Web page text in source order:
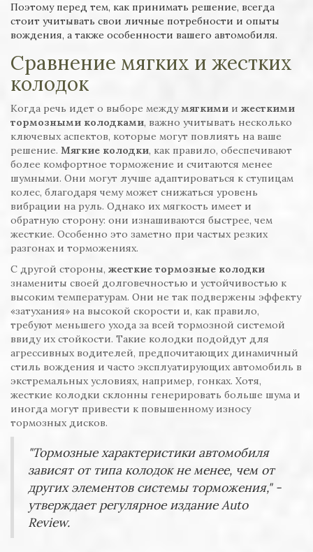
Поэтому перед тем, как принимать решение, всегда
стоит учитывать свои личные потребности и опыты
вождения, а также особенности вашего автомобиля.
Сравнение мягких и жестких
колодок
Когда речь идет о выборе междумягкими и жесткими
тормозными колодками, важно учитывать несколько
ключевых аспектов, которые могут повлиять на ваше
решение. Мягкие колодки, как правило, обеспечивают
более комфортное торможение и считаются менее
шумными. Они могут лучше адаптироваться к ступицам
колес, благодаря чему может снижаться уровень
вибрации на руль. Однако их мягкость имеет и
обратную сторону: они изнашиваются быстрее, чем
жесткие. Особенно это заметно при частых резких
разгонах и торможениях.
С другой стороны, жесткие тормозные колодки
знамениты своей долговечностью и устойчивостью к
высоким температурам. Они не так подвержены эффекту
«затухания» на высокой скорости и, как правило,
требуют меньшего ухода за всей тормозной системой
ввиду их стойкости. Такие колодки подойдут для
агрессивных водителей, предпочитающих динамичный
стиль вождения и часто эксплуатирующих автомобиль в
экстремальных условиях, например, гонках. Хотя,
жесткие колодки склонны генерировать больше шума и
иногда могут привести к повышенному износу
тормозных дисков.
"Тормозные характеристики автомобиля
зависят от типа колодок не менее, чем от
других элементов системы торможения," -
утверждает регулярное издание Auto
Review.